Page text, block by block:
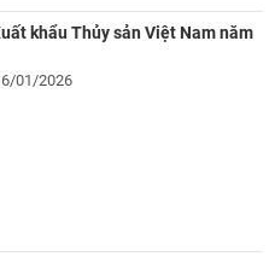
khẩu Thủy sản Việt Nam năm
01/2026